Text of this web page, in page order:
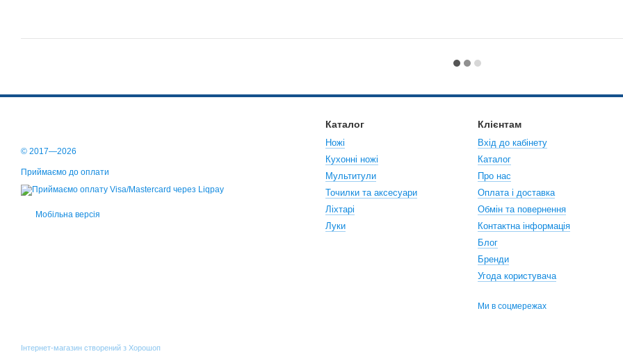
© 2017—2026
Приймаємо до оплати
Мобільна версія
Інтернет-магазин створений з Хорошоп
Каталог
Ножі
Кухонні ножі
Мультитули
Точилки та аксесуари
Ліхтарі
Луки
Клієнтам
Вхід до кабінету
Каталог
Про нас
Оплата і доставка
Обмін та повернення
Контактна інформація
Блог
Бренди
Угода користувача
Ми в соцмережах